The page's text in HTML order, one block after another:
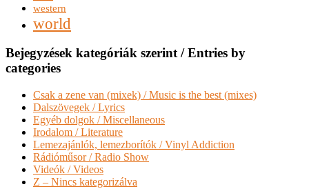
western
world
Bejegyzések kategóriák szerint / Entries by
categories
Csak a zene van (mixek) / Music is the best (mixes)
Dalszövegek / Lyrics
Egyéb dolgok / Miscellaneous
Irodalom / Literature
Lemezajánlók, lemezborítók / Vinyl Addiction
Rádióműsor / Radio Show
Videók / Videos
Z – Nincs kategorizálva